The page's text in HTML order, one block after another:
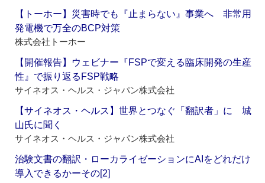
【トーホー】災害時でも『止まらない』事業へ 非常用
発電機で万全のBCP対策
株式会社トーホー
【開催報告】ウェビナー『FSPで変える臨床開発の生産
性』で振り返るFSP戦略
サイネオス・ヘルス・ジャパン株式会社
【サイネオス・ヘルス】世界とつなぐ「翻訳者」に 城
山氏に聞く
サイネオス・ヘルス・ジャパン株式会社
治験文書の翻訳・ローカライゼーションにAIをどれだけ
導入できるかーその[2]